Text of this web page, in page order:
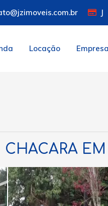
J
Locação Empresa
CHACARA